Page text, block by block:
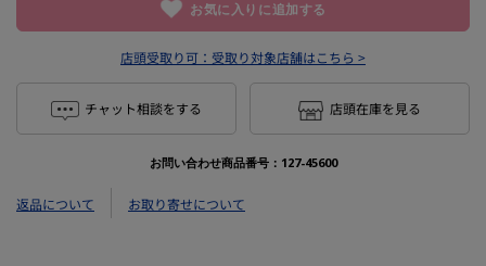
お気に入りに追加する
店頭受取り可： 受取り対象店舗はこちら >
チャット相談をする 店頭在庫を見る
お問い合わせ商品番号： 127-45600
返品について お取り寄せについて